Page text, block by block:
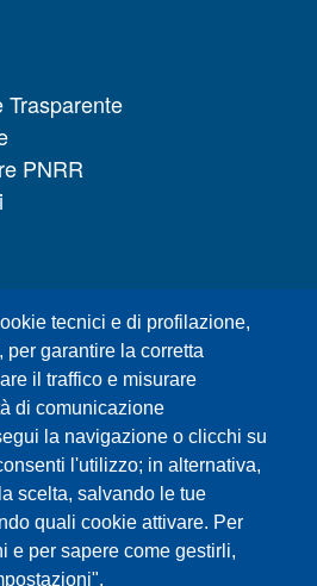
tecnici e di profilazione,
per garantire la corretta
il traffico e misurare
di comunicazione
la navigazione o clicchi su
l'utilizzo; in alternativa,
scelta, salvando le tue
quali cookie attivare. Per
e per sapere come gestirli,
Trasparente
PNRR
con il Pubblico
web